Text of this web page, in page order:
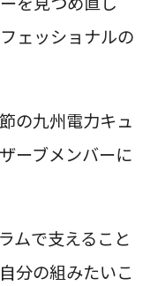
ェッショナルの
の九州電力キュ
ーブメンバーに
ムで支えること
分の組みたいこ